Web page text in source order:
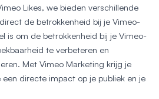
Likes, we bieden verschillende
de betrokkenheid bij je Vimeo-
is om de betrokkenheid bij je Vimeo-
te verbeteren en
Met Vimeo Marketing krijg je
directe impact op je publiek en je